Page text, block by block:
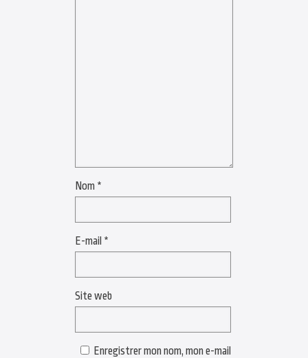
Nom *
E-mail *
Site web
Enregistrer mon nom, mon e-mail